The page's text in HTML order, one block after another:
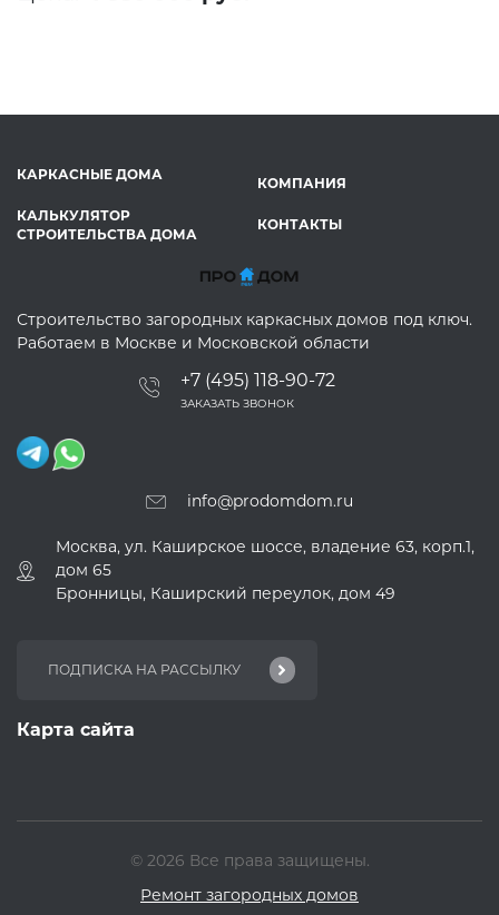
КАРКАСНЫЕ ДОМА
КАЛЬКУЛЯТОР
СТРОИТЕЛЬСТВА ДОМА
КОМПАНИЯ
КОНТАКТЫ
Строительство загородных каркасных домов под ключ.
Работаем в Москве и Московской области
+7 (495) 118-90-72
ЗАКАЗАТЬ ЗВОНОК
info@prodomdom.ru
Москва, ул. Каширское шоссе, владение 63, корп.1,
дом 65
Бронницы, Каширский переулок, дом 49
Карта сайта
© 2026 Все права защищены.
Ремонт загородных домов